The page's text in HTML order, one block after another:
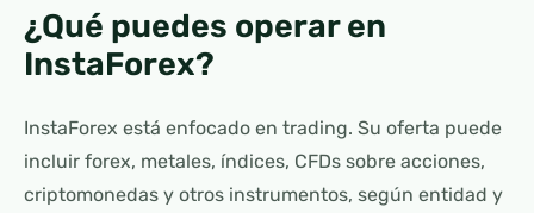
¿Qué puedes operar en
InstaForex?
InstaForex está enfocado en trading. Su oferta puede
incluir forex, metales, índices, CFDs sobre acciones,
criptomonedas y otros instrumentos, según entidad y